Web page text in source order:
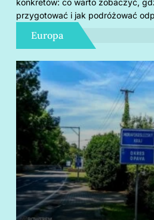
przygotować i jak podróżować
Europa